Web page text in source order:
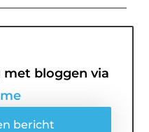
met bloggen via
bericht